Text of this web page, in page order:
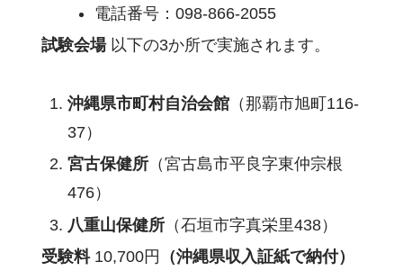
電話番号：098-866-2055
試験会場以下の3か所で実施されます。
沖縄県市町村自治会館 （那覇市旭町116-
37）
宮古保健所 （宮古島市平良字東仲宗根
476）
八重山保健所 （石垣市字真栄里438）
受験料10,700円 （沖縄県収入証紙で納付）